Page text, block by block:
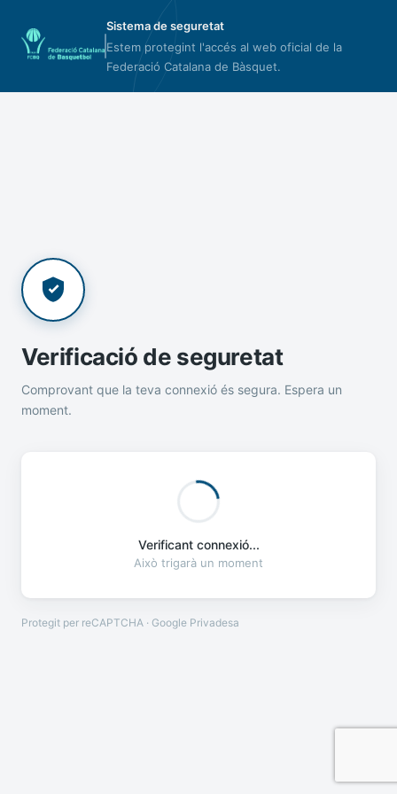
Sistema de seguretat
Estem protegint l'accés al web oficial de la
Federació Catalana de Bàsquet.
Verificació de seguretat
Comprovant que la teva connexió és segura. Espera un
moment.
Verificant connexió...
Això trigarà un moment
Protegit per reCAPTCHA · Google Privadesa